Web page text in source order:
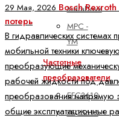
IndraDrive
MPC -
YM
Частотные
преобразователи
EFC3610
EFC5610
29 Мая, 2026 Bosch
потерь
В гидравлических
мобильной техники
преобразующие
рабочей жидкости под
преобразования напрямую
общие эксплуатационные